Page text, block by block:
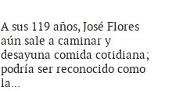
A sus 119 años, José Flores
aún sale a caminar y
desayuna comida cotidiana;
podría ser reconocido como
la...